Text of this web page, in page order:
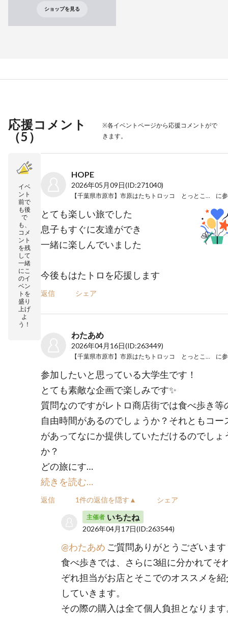
ショップを見る
応援コメント
（5 ）
※各イベントページから応援コメントがで
きます。
イベ
ント
前で
も後
で
も、
コメ
ント
を残
して
一緒
にこ
のイ
ベン
トを
盛り
上げ
よ
う！
HOPE
2026年05月09日(ID:271040)
に
とても楽しい旅でした
息子もすぐに友達ができ
一緒に楽しんでいました
今後もはたトロを応援します
返信 シェア
わたあめ
2026年04月16日(ID:263449)
に
参加したいと思っている大学生です！
とても素敵な企画で楽しみです✨
質問なのですがレトロ商店街では食べ歩き等
自由時間があるのでしょうか？それともコー
があってなにか提供していただけるのでしょ
か？
どの旅にす…
続きを読む…
返信 1件の返信を隠す▲ シェア
主催者 いちたね
2026年04月17日(ID:263544)
@わたあめ ご質問ありがとうございます
食べ歩きでは、さらに3組に分かれてそ
ぞれ担当がお店とそこでのオススメを紹
していきます。
その際の購入は全て個人負担となります